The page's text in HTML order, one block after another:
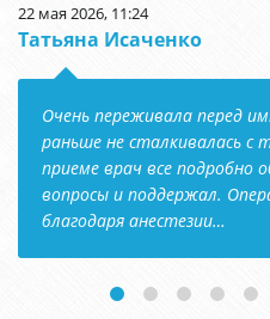
22 мая 2026, 11:24
Татьяна Исаченко
Очень переживала перед
раньше не сталкивалась с
приеме врач все подробно
вопросы и поддержал.
благодаря анестезии…